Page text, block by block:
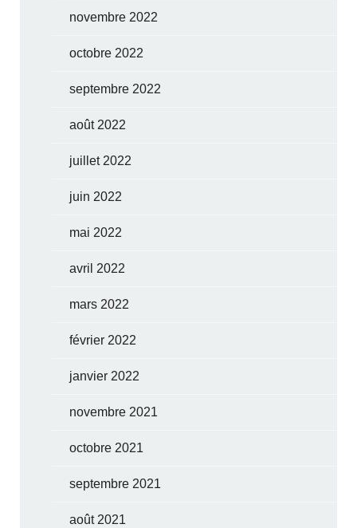
novembre 2022
octobre 2022
septembre 2022
août 2022
juillet 2022
juin 2022
mai 2022
avril 2022
mars 2022
février 2022
janvier 2022
novembre 2021
octobre 2021
septembre 2021
août 2021